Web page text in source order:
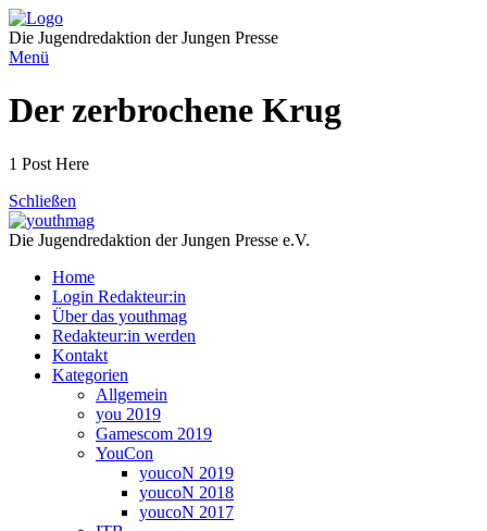
Direkt
zum
Inhalt
Die Jugendredaktion der Jungen Presse
Menü
Der zerbrochene Krug
1 Post Here
Schließen
Die Jugendredaktion der Jungen Presse e.V.
Home
Login Redakteur:in
Über das youthmag
Redakteur:in werden
Kontakt
Kategorien
Allgemein
you 2019
Gamescom 2019
YouCon
youcoN 2019
youcoN 2018
youcoN 2017